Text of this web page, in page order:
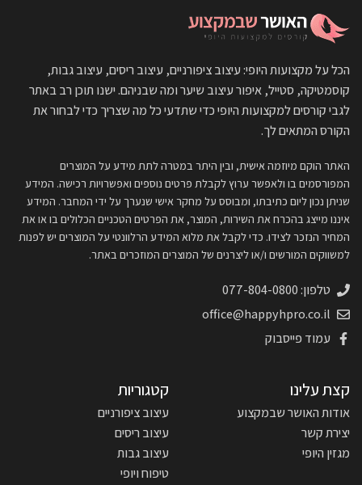
הכל על מקצועות היופי: עיצוב ציפורניים, עיצוב ריסים, עיצוב גבות,
קוסמטיקה, סטייל, איפור עיצוב שיער ומה שבניהם. ישנו תוכן רב באתר
לגבי קורסים למקצועות היופי כדי שתדעי כל מה שצריך כדי לבחור את
הקורס המתאים לך.
האתר הוקם מיוזמה אישית, ובין היתר במטרה לתת מידע על המוצרים
המפורסמים בו ולאפשר ערוץ לקבלת פרטים נוספים ואפשרויות רכישה. המידע
שניתן נכון ליום כתיבתו, ומבוסס על מחקר אישי שנערך על ידי המחבר. המידע
איננו מייצג בהכרח את השירות, המוצר, את הפרטים הטכניים הכלולים בו או את
המחיר הנזכר לצידו. כדי לקבל את מלוא המידע הרלוונטי על המוצרים יש לפנות
למשווקים המורשים ו/או ליצרנים של המוצרים המוזכרים באתר.
טלפון: 077-804-0800
office@happyhpro.co.il
עמוד פייסבוק
קצת עלינו
אודות האושר שבמקצוע
יצירת קשר
מגזין היופי
קטגוריות
עיצוב ציפורניים
עיצוב ריסים
עיצוב גבות
טיפוח ויופי